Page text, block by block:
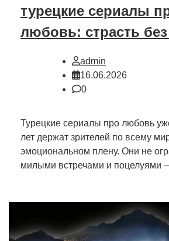
турецкие сериалы
любовь: страсть
admin
16.06.2026
0
Турецкие сериалы про любовь
лет держат зрителей по всему
эмоциональном плену. Они не
милыми встречами и поцелуями